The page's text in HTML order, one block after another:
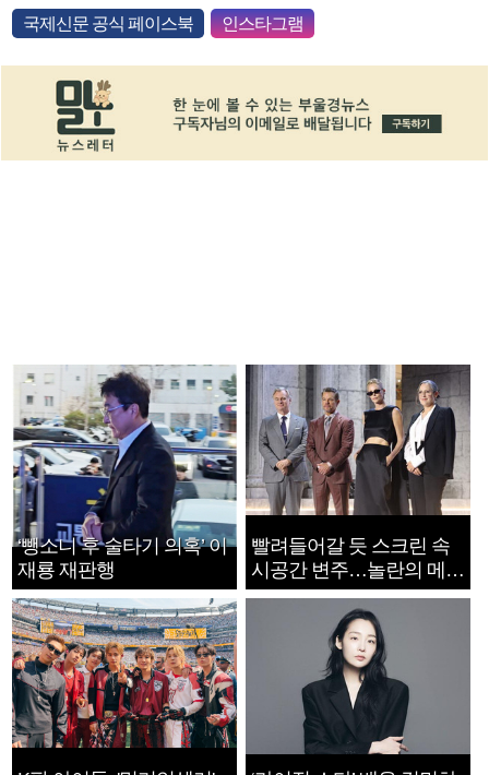
국제신문 공식 페이스북 인스타그램
‘뺑소니 후 술타기 의혹’ 이
재룡 재판행
빨려들어갈 듯 스크린 속
시공간 변주…놀란의 메시
지는 ‘전쟁 속죄’